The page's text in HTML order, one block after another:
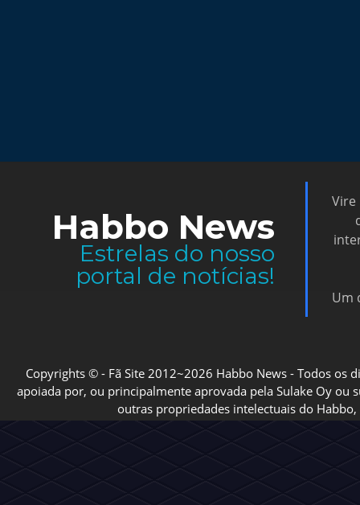
Habbo News
Estrelas do nosso
portal de notícias!
Vire
Um
Copyrights © - Fã Site 2012~2026 Habbo News - Todos os
apoiada por, ou principalmente aprovada pela Sulake Oy ou
outras propriedades intelectuais do